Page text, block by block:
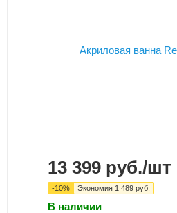
13 399руб./шт
-10% Экономия 1 489руб.
В наличии